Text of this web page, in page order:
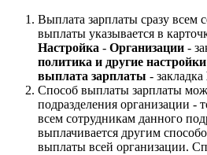
Выплата зарплаты сразу всем
выплаты указывается в
Настройка - Организации -
политика и другие настройки
выплата зарплаты - закладка
Способ выплаты зарплаты
подразделения организации -
всем сотрудникам данного
выплачивается другим
выплаты всей организации.